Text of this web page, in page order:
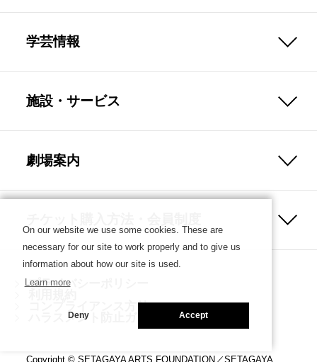
学芸情報
施設・サービス
劇場案内
プライバシーポリシー
コンプライアンス方針
ハラスメント防止ガイドライン
Copyright © SETAGAYA ARTS FOUNDATION／SETAGAYA
On our website we use some cookies. These are
necessary for our site to work properly and to give us
information about how our site is used.
Learn more
Deny Accept